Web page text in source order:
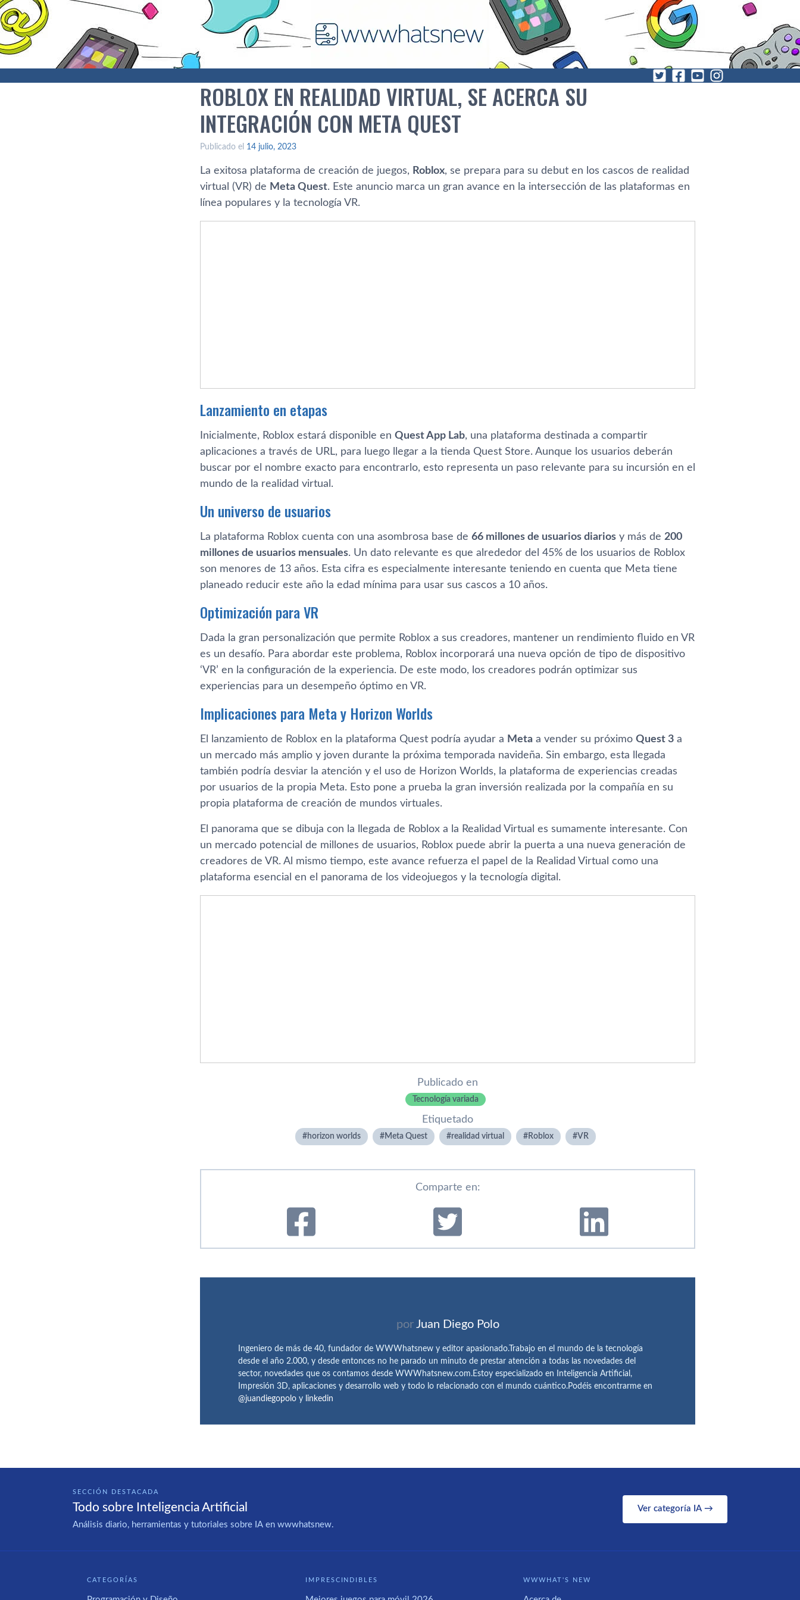
ROBLOX EN REALIDAD VIRTUAL, SE ACERCA SU
INTEGRACIÓN CON META QUEST
Publicado el 14 julio, 2023
La exitosa plataforma de creación de juegos, Roblox, se prepara para su debut en los cascos de realidad
virtual (VR) de Meta Quest. Este anuncio marca un gran avance en la intersección de las plataformas en
línea populares y la tecnología VR.
Lanzamiento en etapas
Inicialmente, Roblox estará disponible en Quest App Lab, una plataforma destinada a compartir
aplicaciones a través de URL, para luego llegar a la tienda Quest Store. Aunque los usuarios deberán
buscar por el nombre exacto para encontrarlo, esto representa un paso relevante para su incursión en el
mundo de la realidad virtual.
Un universo de usuarios
La plataforma Roblox cuenta con una asombrosa base de 66 millones de usuarios diarios y más de 200
millones de usuarios mensuales. Un dato relevante es que alrededor del 45% de los usuarios de Roblox
son menores de 13 años. Esta cifra es especialmente interesante teniendo en cuenta que Meta tiene
planeado reducir este año la edad mínima para usar sus cascos a 10 años.
Optimización para VR
Dada la gran personalización que permite Roblox a sus creadores, mantener un rendimiento fluido en VR
es un desafío. Para abordar este problema, Roblox incorporará una nueva opción de tipo de dispositivo
‘VR’ en la configuración de la experiencia. De este modo, los creadores podrán optimizar sus
experiencias para un desempeño óptimo en VR.
Implicaciones para Meta y Horizon Worlds
El lanzamiento de Roblox en la plataforma Quest podría ayudar a Meta a vender su próximo Quest 3 a
un mercado más amplio y joven durante la próxima temporada navideña. Sin embargo, esta llegada
también podría desviar la atención y el uso de Horizon Worlds, la plataforma de experiencias creadas
por usuarios de la propia Meta. Esto pone a prueba la gran inversión realizada por la compañía en su
propia plataforma de creación de mundos virtuales.
El panorama que se dibuja con la llegada de Roblox a la Realidad Virtual es sumamente interesante. Con
un mercado potencial de millones de usuarios, Roblox puede abrir la puerta a una nueva generación de
creadores de VR. Al mismo tiempo, este avance refuerza el papel de la Realidad Virtual como una
plataforma esencial en el panorama de los videojuegos y la tecnología digital.
Publicado en
Tecnología variada
Etiquetado
horizon worlds Meta Quest realidad virtual Roblox VR
Comparte en:
por Juan Diego Polo
Ingeniero de más de 40, fundador de WWWhatsnew y editor apasionado.Trabajo en el mundo de la tecnología
desde el año 2.000, y desde entonces no he parado un minuto de prestar atención a todas las novedades del
sector, novedades que os contamos desde WWWhatsnew.com.Estoy especializado en Inteligencia Artificial,
Impresión 3D, aplicaciones y desarrollo web y todo lo relacionado con el mundo cuántico.Podéis encontrarme en
@juandiegopolo y linkedin
SECCIÓN DESTACADA
Todo sobre Inteligencia Artificial
Análisis diario, herramientas y tutoriales sobre IA en wwwhatsnew.
Ver categoría IA →
CATEGORÍAS IMPRESCINDIBLES WWWHAT'S NEW